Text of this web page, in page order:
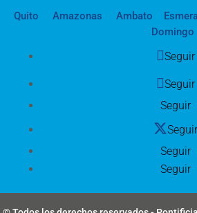
Quito Amazonas Ambato
Domingo
Seguir
Seguir
Seguir
Seguir
Seguir
Seguir